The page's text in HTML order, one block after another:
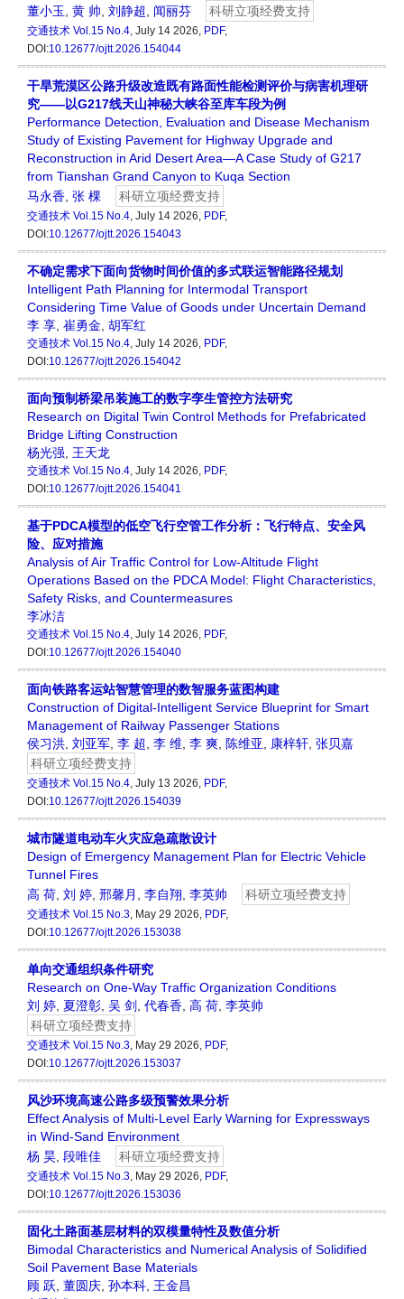
董小玉, 黄 帅, 刘静超, 闻丽芬 科研立项经费支持
交通技术 Vol.15 No.4, July 14 2026, PDF,
DOI:10.12677/ojtt.2026.154044
干旱荒漠区公路升级改造既有路面性能检测评价与病害机理研
究——以G217线天山神秘大峡谷至库车段为例
Performance Detection, Evaluation and Disease Mechanism
Study of Existing Pavement for Highway Upgrade and
Reconstruction in Arid Desert Area—A Case Study of G217
from Tianshan Grand Canyon to Kuqa Section
马永香, 张 棵 科研立项经费支持
交通技术 Vol.15 No.4, July 14 2026, PDF,
DOI:10.12677/ojtt.2026.154043
不确定需求下面向货物时间价值的多式联运智能路径规划
Intelligent Path Planning for Intermodal Transport
Considering Time Value of Goods under Uncertain Demand
李 享, 崔勇金, 胡军红
交通技术 Vol.15 No.4, July 14 2026, PDF,
DOI:10.12677/ojtt.2026.154042
面向预制桥梁吊装施工的数字孪生管控方法研究
Research on Digital Twin Control Methods for Prefabricated
Bridge Lifting Construction
杨光强, 王天龙
交通技术 Vol.15 No.4, July 14 2026, PDF,
DOI:10.12677/ojtt.2026.154041
基于PDCA模型的低空飞行空管工作分析：飞行特点、安全风
险、应对措施
Analysis of Air Traffic Control for Low-Altitude Flight
Operations Based on the PDCA Model: Flight Characteristics,
Safety Risks, and Countermeasures
李冰洁
交通技术 Vol.15 No.4, July 14 2026, PDF,
DOI:10.12677/ojtt.2026.154040
面向铁路客运站智慧管理的数智服务蓝图构建
Construction of Digital-Intelligent Service Blueprint for Smart
Management of Railway Passenger Stations
侯习洪, 刘亚军, 李 超, 李 维, 李 爽, 陈维亚, 康梓轩, 张贝嘉
科研立项经费支持
交通技术 Vol.15 No.4, July 13 2026, PDF,
DOI:10.12677/ojtt.2026.154039
城市隧道电动车火灾应急疏散设计
Design of Emergency Management Plan for Electric Vehicle
Tunnel Fires
高 荷, 刘 婷, 邢馨月 , 李自翔, 李英帅 科研立项经费支持
交通技术 Vol.15 No.3, May 29 2026, PDF,
DOI:10.12677/ojtt.2026.153038
单向交通组织条件研究
Research on One-Way Traffic Organization Conditions
刘 婷, 夏澄彰, 吴 剑 , 代春香, 高 荷, 李英帅
科研立项经费支持
交通技术 Vol.15 No.3, May 29 2026, PDF,
DOI:10.12677/ojtt.2026.153037
风沙环境高速公路多级预警效果分析
Effect Analysis of Multi-Level Early Warning for Expressways
in Wind-Sand Environment
杨 昊, 段唯佳 科研立项经费支持
交通技术 Vol.15 No.3, May 29 2026, PDF,
DOI:10.12677/ojtt.2026.153036
固化土路面基层材料的双模量特性及数值分析
Bimodal Characteristics and Numerical Analysis of Solidified
Soil Pavement Base Materials
顾 跃, 董圆庆, 孙本科, 王金昌